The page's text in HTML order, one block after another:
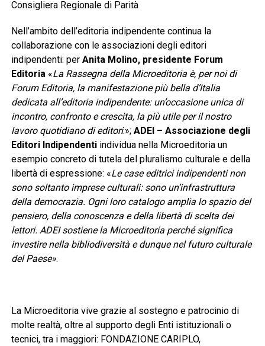
Consigliera Regionale di Parità
Nell’ambito dell’editoria indipendente continua la
collaborazione con le associazioni degli editori
indipendenti: per Anita Molino, presidente Forum
Editoria «La Rassegna della Microeditoria è, per noi di
Forum Editoria, la manifestazione più bella d’Italia
dedicata all’editoria indipendente: un’occasione unica di
incontro, confronto e crescita, la più utile per il nostro
lavoro quotidiano di editori.»; ADEI – Associazione degli
Editori Indipendentiindividua nella Microeditoria un
esempio concreto di tutela del pluralismo culturale e della
libertà di espressione: «Le case editrici indipendenti non
sono soltanto imprese culturali: sono un’infrastruttura
della democrazia. Ogni loro catalogo amplia lo spazio del
pensiero, della conoscenza e della libertà di scelta dei
lettori. ADEI sostiene la Microeditoria perché significa
investire nella bibliodiversità e dunque nel futuro culturale
del Paese».
La Microeditoria vive grazie al sostegno e patrocinio di
molte realtà, oltre al supporto degli Enti istituzionali o
tecnici, tra i maggiori: FONDAZIONE CARIPLO,